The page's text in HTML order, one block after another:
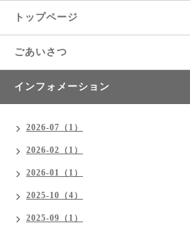
トップページ
ごあいさつ
インフォメーション
2026-07（1）
2026-02（1）
2026-01（1）
2025-10（4）
2025-09（1）